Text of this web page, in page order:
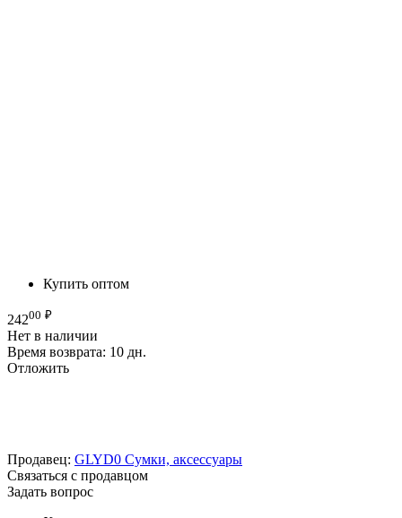
Купить оптом
24200 ₽
Нет в наличии
Время возврата: 10 дн.
Отложить
Продавец: GLYD0 Сумки, аксессуары
Связаться с продавцом
Задать вопрос